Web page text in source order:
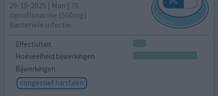
29-10-2025 | Man | 70
ciprofloxacine (500mg)
Bacteriële infectie
Effectiviteit
Hoeveelheid bijwerkingen
Bijwerkingen
congestief hartfalen